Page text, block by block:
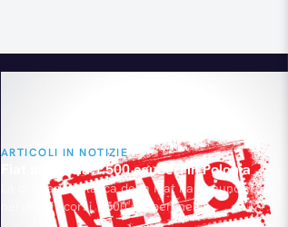
ARTICOLI IN NOTIZIE
Fiat annuncia 1.500 esuberi in Polonia
La divisione polacca della Fiat ha annunciato
nei giorni scorsi 1.500 esuberi nello